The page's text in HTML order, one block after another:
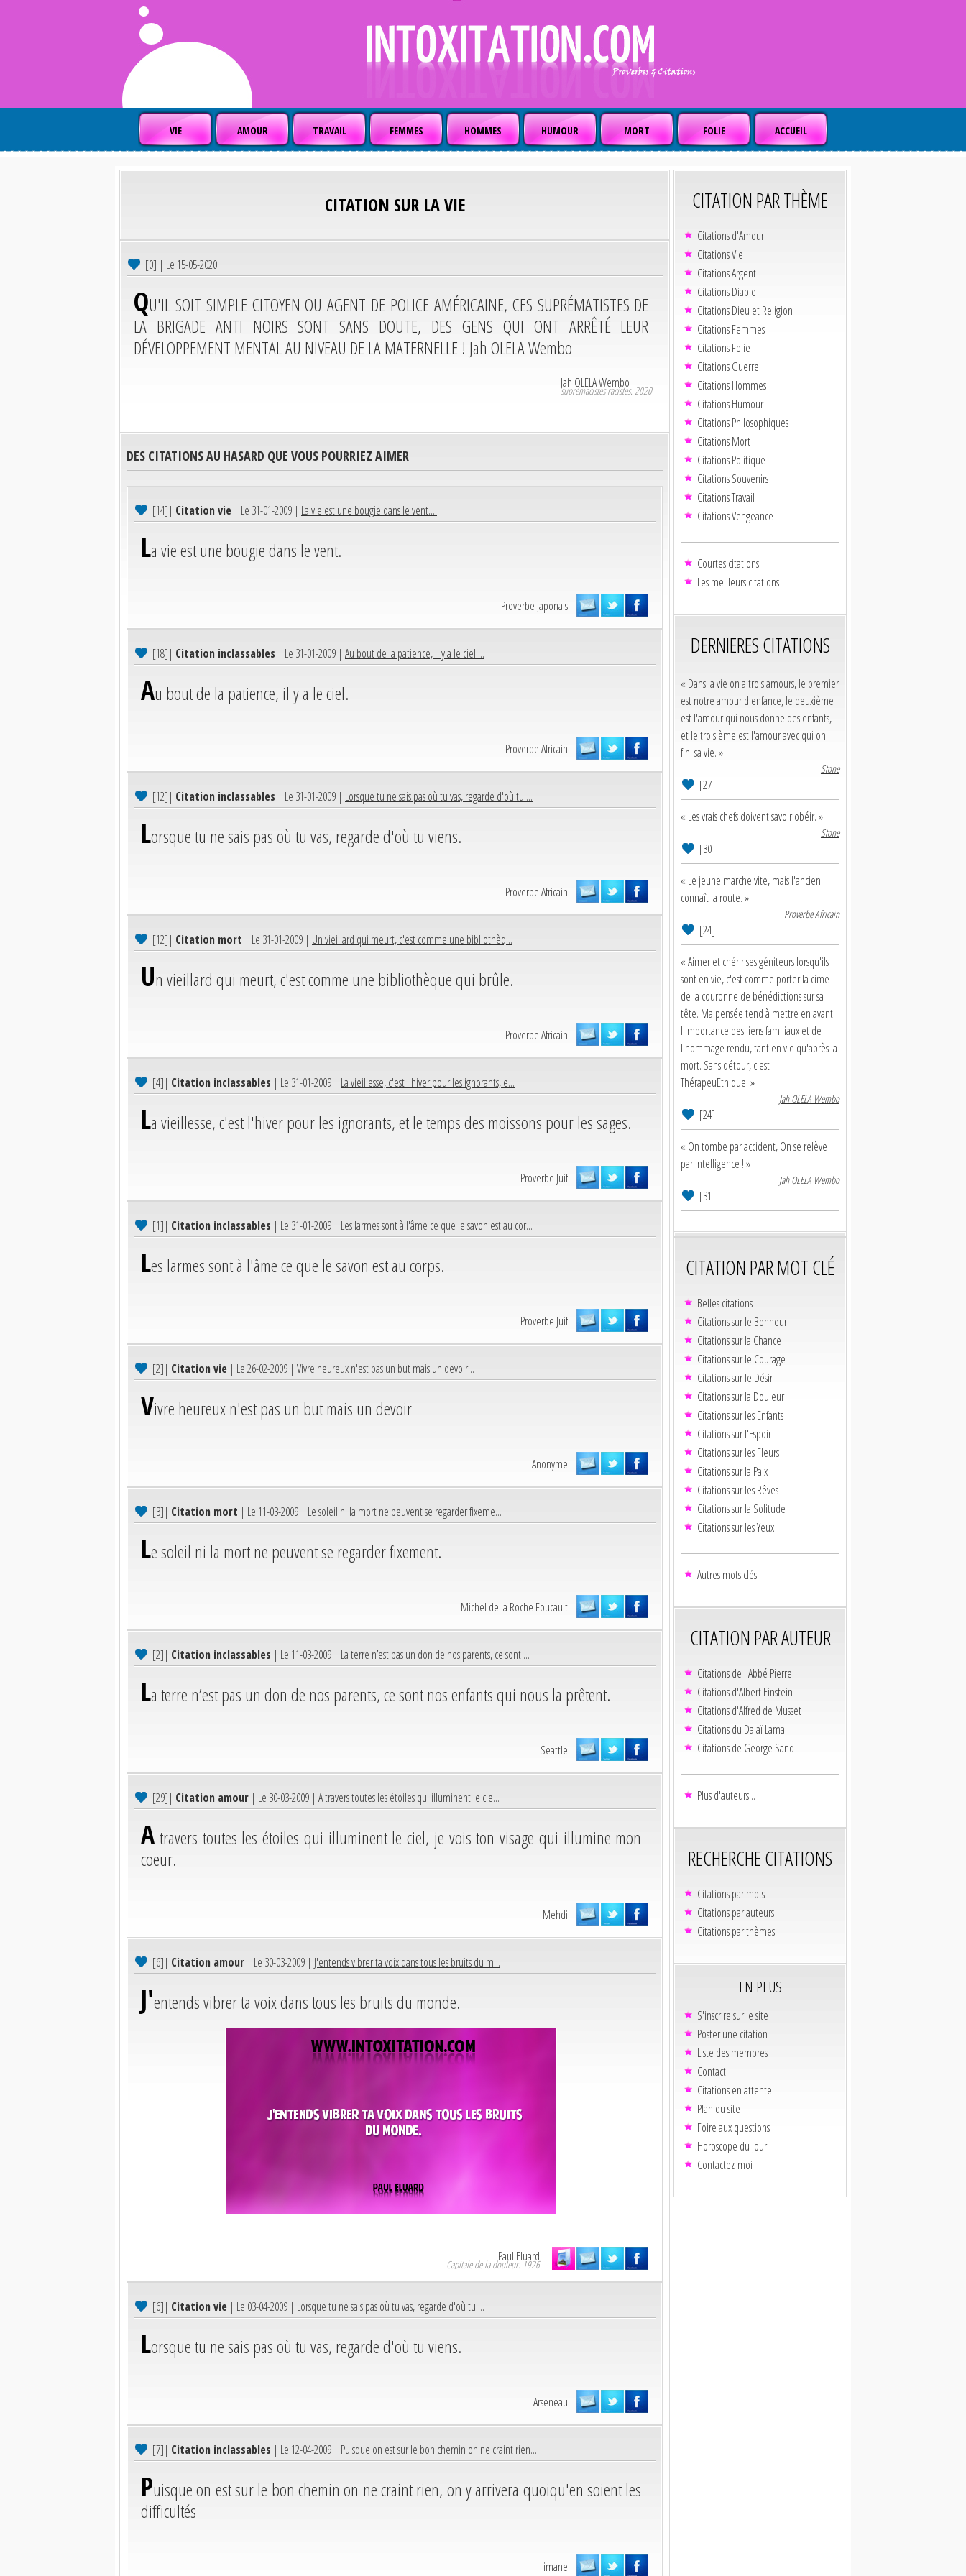
VIE AMOUR TRAVAIL FEMMES HOMMES HUMOUR MORT FOLIE ACCUEIL
CITATION SUR LA VIE
[0] | Le 15-05-2020
QU'IL SOIT SIMPLE CITOYEN OU AGENT DE POLICE AMÉRICAINE, CES SUPRÉMATISTES DE
LA BRIGADE ANTI NOIRS SONT SANS DOUTE, DES GENS QUI ONT ARRÊTÉ LEUR
DÉVELOPPEMENT MENTAL AU NIVEAU DE LA MATERNELLE ! Jah OLELA Wembo
Jah OLELA Wembo
suprémacistes racistes. 2020
DES CITATIONS AU HASARD QUE VOUS POURRIEZ AIMER
[14]| Citation vie | Le 31-01-2009 | La vie est une bougie dans le vent....
La vie est une bougie dans le vent.
Proverbe Japonais
[18]| Citation inclassables | Le 31-01-2009 | Au bout de la patience, il y a le ciel....
Au bout de la patience, il y a le ciel.
Proverbe Africain
[12]| Citation inclassables | Le 31-01-2009 | Lorsque tu ne sais pas où tu vas, regarde d'où tu ...
Lorsque tu ne sais pas où tu vas, regarde d'où tu viens.
Proverbe Africain
[12]| Citation mort | Le 31-01-2009 | Un vieillard qui meurt, c'est comme une bibliothèq...
Un vieillard qui meurt, c'est comme une bibliothèque qui brûle.
Proverbe Africain
[4]| Citation inclassables | Le 31-01-2009 | La vieillesse, c'est l'hiver pour les ignorants, e...
La vieillesse, c'est l'hiver pour les ignorants, et le temps des moissons pour les sages.
Proverbe Juif
[1]| Citation inclassables | Le 31-01-2009 | Les larmes sont à l'âme ce que le savon est au cor...
Les larmes sont à l'âme ce que le savon est au corps.
Proverbe Juif
[2]| Citation vie | Le 26-02-2009 | Vivre heureux n'est pas un but mais un devoir...
Vivre heureux n'est pas un but mais un devoir
Anonyme
[3]| Citation mort | Le 11-03-2009 | Le soleil ni la mort ne peuvent se regarder fixeme...
Le soleil ni la mort ne peuvent se regarder fixement.
Michel de la Roche Foucault
[2]| Citation inclassables | Le 11-03-2009 | La terre n’est pas un don de nos parents, ce sont ...
La terre n’est pas un don de nos parents, ce sont nos enfants qui nous la prêtent.
Seattle
[29]| Citation amour | Le 30-03-2009 | A travers toutes les étoiles qui illuminent le cie...
Atravers toutes les étoiles qui illuminent le ciel, je vois ton visage qui illumine mon
coeur.
Mehdi
[6]| Citation amour | Le 30-03-2009 | J'entends vibrer ta voix dans tous les bruits du m...
J'entends vibrer ta voix dans tous les bruits du monde.
Paul Eluard
Capitale de la douleur. 1926
[6]| Citation vie | Le 03-04-2009 | Lorsque tu ne sais pas où tu vas, regarde d'où tu ...
Lorsque tu ne sais pas où tu vas, regarde d'où tu viens.
Arseneau
[7]| Citation inclassables | Le 12-04-2009 | Puisque on est sur le bon chemin on ne craint rien...
Puisque on est sur le bon chemin on ne craint rien, on y arrivera quoiqu'en soient les
difficultés
imane
CITATION PAR THÈME
Citations d'Amour
Citations Vie
Citations Argent
Citations Diable
Citations Dieu et Religion
Citations Femmes
Citations Folie
Citations Guerre
Citations Hommes
Citations Humour
Citations Philosophiques
Citations Mort
Citations Politique
Citations Souvenirs
Citations Travail
Citations Vengeance
Courtes citations
Les meilleurs citations
DERNIERES CITATIONS
« Dans la vie on a trois amours, le premier
est notre amour d'enfance, le deuxième
est l'amour qui nous donne des enfants,
et le troisième est l'amour avec qui on
fini sa vie. »
Stone
[27]
« Les vrais chefs doivent savoir obéir. »
Stone
[30]
« Le jeune marche vite, mais l'ancien
connaît la route. »
Proverbe Africain
[24]
« Aimer et chérir ses géniteurs lorsqu'ils
sont en vie, c'est comme porter la cime
de la couronne de bénédictions sur sa
tête. Ma pensée tend à mettre en avant
l'importance des liens familiaux et de
l'hommage rendu, tant en vie qu'après la
mort. Sans détour, c'est
ThérapeuEthique! »
Jah OLELA Wembo
[24]
« On tombe par accident, On se relève
par intelligence ! »
Jah OLELA Wembo
[31]
CITATION PAR MOT CLÉ
Belles citations
Citations sur le Bonheur
Citations sur la Chance
Citations sur le Courage
Citations sur le Désir
Citations sur la Douleur
Citations sur les Enfants
Citations sur l'Espoir
Citations sur les Fleurs
Citations sur la Paix
Citations sur les Rêves
Citations sur la Solitude
Citations sur les Yeux
Autres mots clés
CITATION PAR AUTEUR
Citations de l'Abbé Pierre
Citations d'Albert Einstein
Citations d'Alfred de Musset
Citations du Dalaï Lama
Citations de George Sand
Plus d'auteurs...
RECHERCHE CITATIONS
Citations par mots
Citations par auteurs
Citations par thèmes
EN PLUS
S'inscrire sur le site
Poster une citation
Liste des membres
Contact
Citations en attente
Plan du site
Foire aux questions
Horoscope du jour
Contactez-moi